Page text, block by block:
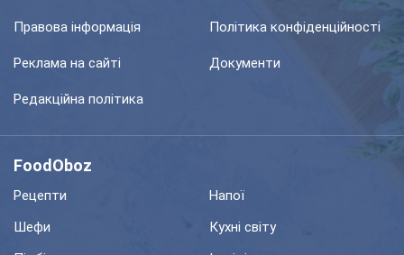
Правова інформація Політика конфіденційності
Реклама на сайті Документи
Редакційна політика
FoodOboz
Рецепти
Напої
Шефи
Кухні світу